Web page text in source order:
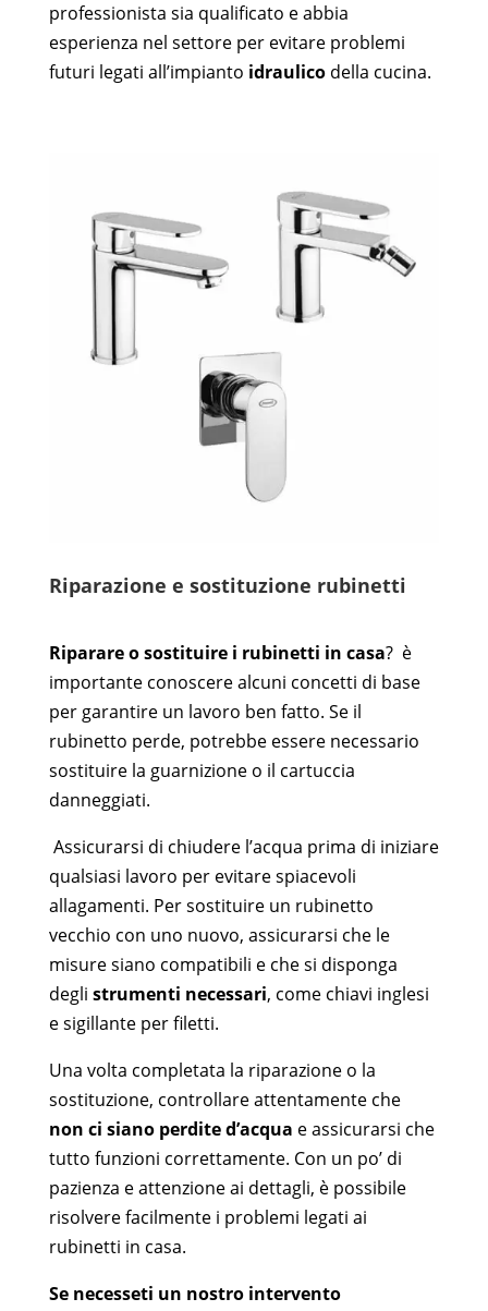
professionista sia qualificato e abbia
esperienza nel settore per evitare problemi
futuri legati all’impianto idraulico della cucina.
Riparazione e sostituzione rubinetti
Riparare o sostituire i rubinetti in casa? è
importante conoscere alcuni concetti di base
per garantire un lavoro ben fatto. Se il
rubinetto perde, potrebbe essere necessario
sostituire la guarnizione o il cartuccia
danneggiati.
Assicurarsi di chiudere l’acqua prima di iniziare
qualsiasi lavoro per evitare spiacevoli
allagamenti. Per sostituire un rubinetto
vecchio con uno nuovo, assicurarsi che le
misure siano compatibili e che si disponga
degli strumenti necessari, come chiavi inglesi
e sigillante per filetti.
Una volta completata la riparazione o la
sostituzione, controllare attentamente che
non ci siano perdite d’acqua e assicurarsi che
tutto funzioni correttamente. Con un po’ di
pazienza e attenzione ai dettagli, è possibile
risolvere facilmente i problemi legati ai
rubinetti in casa.
Se necesseti un nostro intervento